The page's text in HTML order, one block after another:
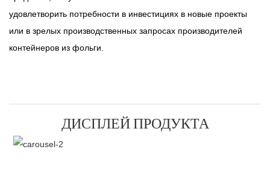
удовлетворить потребности в инвестициях в новые проекты
или в зрелых производственных запросах производителей
контейнеров из фольги.
ДИСПЛЕЙ ПРОДУКТА